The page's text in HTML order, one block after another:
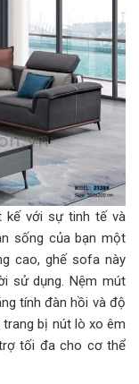
kế với sự tinh tế và
sống của bạn một
cao, ghế sofa này
sử dụng. Nệm mút
tính đàn hồi và độ
bị nút lò xo êm
tối đa cho cơ thể